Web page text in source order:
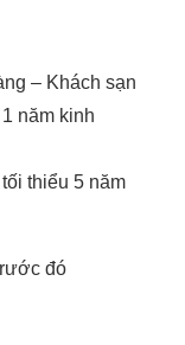
– Khách sạn
năm kinh
thiểu 5 năm
đó